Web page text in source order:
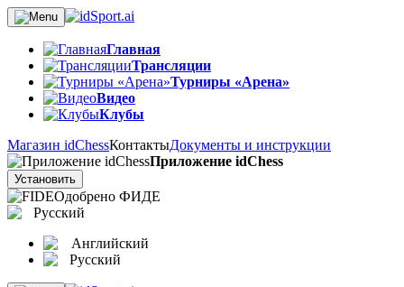
Главная
Трансляции
Турниры «Арена»
Видео
Клубы
Магазин idChessКонтактыДокументы и инструкции
Приложение idChess
Установить
Одобрено ФИДЕ
Русский
Английский
Русский